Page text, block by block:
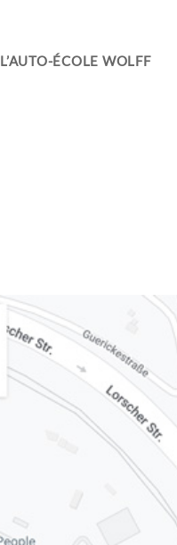
L’AUTO-ÉCOLE WOLFF